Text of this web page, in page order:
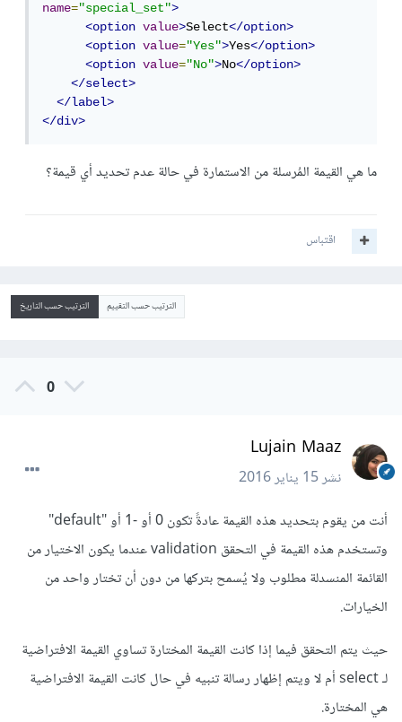
name="special_set">
<option
value>Select</option>
<option
value="Yes">Yes</option>
<option
value="No">No</option>
</select>
</label>
</div>
ما هي القيمة المُرسلة من الاستمارة في حالة عدم تحديد أي قيمة؟
اقتباس
الترتيب حسب التقييم الترتيب حسب التاريخ
0
Lujain Maaz
نشر15 يناير 2016
أنت من يقوم بتحديد هذه القيمة عادةً تكون 0 أو -1 أو "default"
وتستخدم هذه القيمة في التحقق validation عندما يكون الاختيار من
القائمة المنسدلة مطلوب ولا يُسمح بتركها من دون أن تختار واحد من
الخيارات.
حيث يتم التحقق فيما إذا كانت القيمة المختارة تساوي القيمة الافتراضية
لـ select أم لا ويتم إظهار رسالة تنبيه في حال كانت القيمة الافتراضية
هي المختارة.